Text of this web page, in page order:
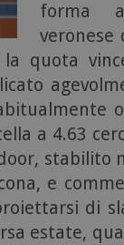
forma
veronese
la quota
a 4.63
stabilito
e
di
estate,